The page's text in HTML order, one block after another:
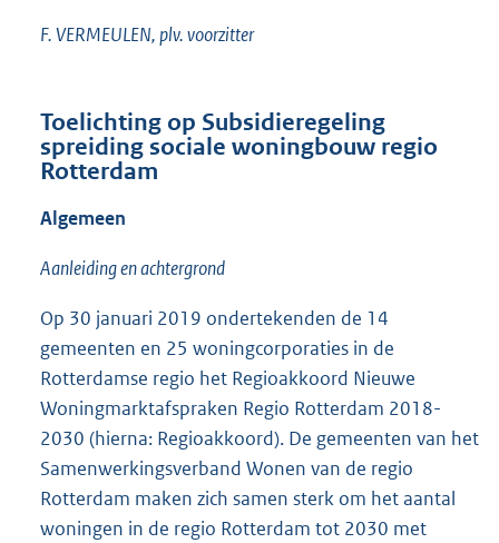
F. VERMEULEN, plv. voorzitter
Toelichting op Subsidieregeling
spreiding sociale woningbouw regio
Rotterdam
Algemeen
Aanleiding en achtergrond
Op 30 januari 2019 ondertekenden de 14
gemeenten en 25 woningcorporaties in de
Rotterdamse regio het Regioakkoord Nieuwe
Woningmarktafspraken Regio Rotterdam 2018-
2030 (hierna: Regioakkoord). De gemeenten van het
Samenwerkingsverband Wonen van de regio
Rotterdam maken zich samen sterk om het aantal
woningen in de regio Rotterdam tot 2030 met